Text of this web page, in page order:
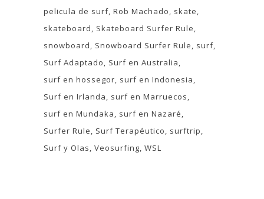
pelicula de surf Rob Machado
skate
skateboard
Skateboard Surfer Rule
snowboard
Snowboard Surfer Rule
surf
Surf Adaptado
Surf en Australia
surf en hossegor surf en Indonesia
Surf en Irlanda
surf en Marruecos
surf en Mundaka
surf en Nazaré
Surfer Rule
Surf Terapéutico
surftrip
Surf y Olas Veosurfing WSL